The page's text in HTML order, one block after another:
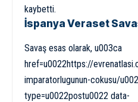
kaybetti.
İspanya Veraset
Savaş esas olarak, u003ca
href=u0022https://
imparatorlugunun-cokusu/
type=u0022postu0022 data-